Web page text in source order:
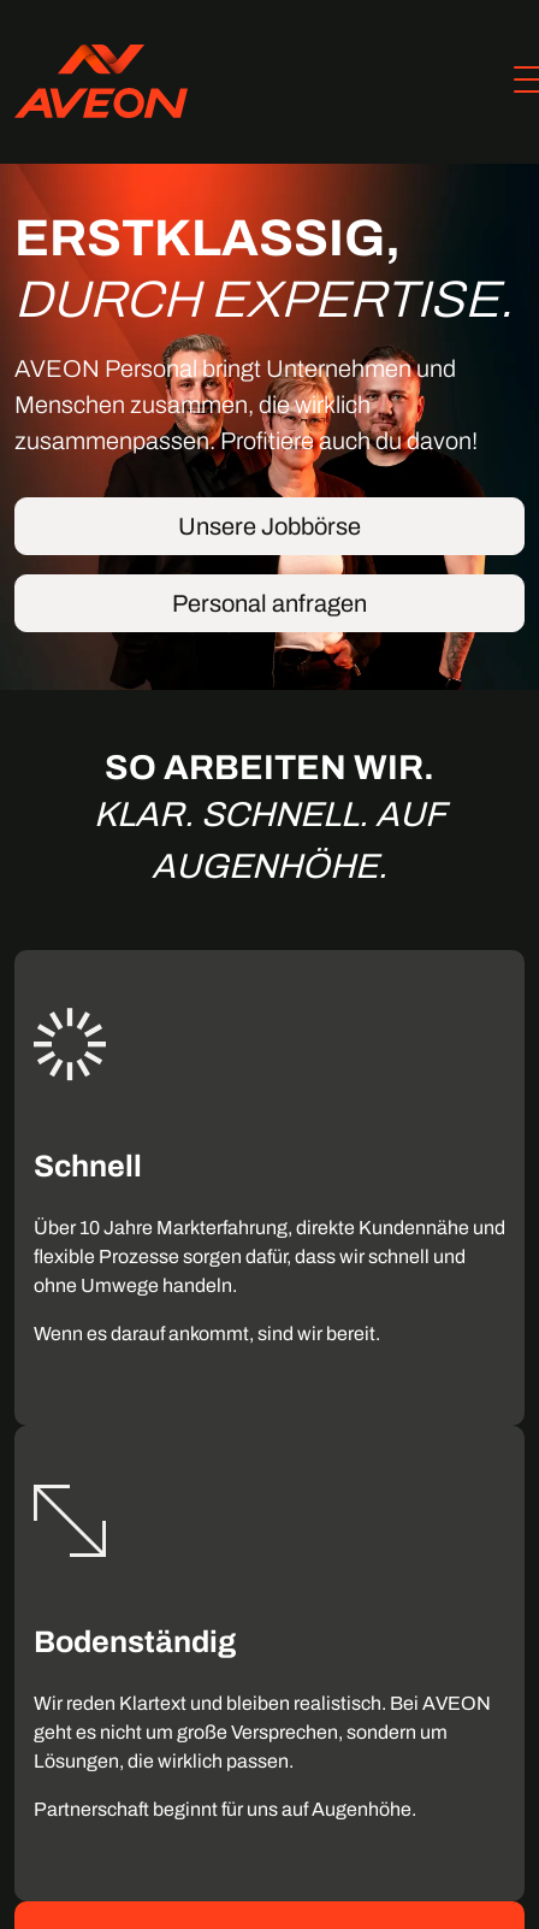
ERSTKLASSIG,
DURCH EXPERTISE.
AVEON Personal bringt Unternehmen und
Menschen zusammen, die wirklich
zusammenpassen. Profitiere auch du davon!
Unsere Jobbörse
Personal anfragen
SO ARBEITEN WIR.
KLAR. SCHNELL. AUF
AUGENHÖHE.
Schnell
Über 10 Jahre Markterfahrung, direkte Kundennähe und
flexible Prozesse sorgen dafür, dass wir schnell und
ohne Umwege handeln.
Wenn es darauf ankommt, sind wir bereit.
Bodenständig
Wir reden Klartext und bleiben realistisch. Bei AVEON
geht es nicht um große Versprechen, sondern um
Lösungen, die wirklich passen.
Partnerschaft beginnt für uns auf Augenhöhe.